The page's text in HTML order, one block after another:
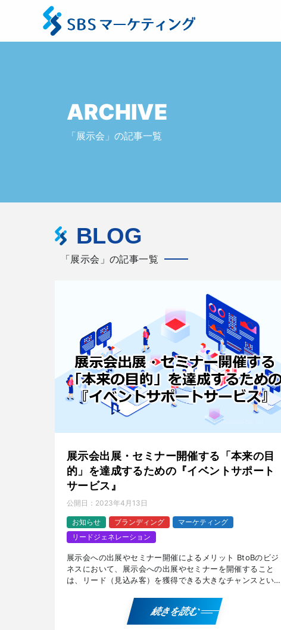
ARCHIVE
「展示会」の記事一覧
BLOG
「展示会」の記事一覧
展示会出展・セミナー開催する「本来の目
的」を達成するための『イベントサポート
サービス』
公開日： 2023年4月13日
お知らせ ブランディング
マーケティング
リードジェネレーション
展示会への出展やセミナー開催によるメリット BtoBのビジ
ネスにおいて、展示会への出展やセミナーを開催すること
は、リード（見込み客）を獲得できる大きなチャンスといえ
続きを読む